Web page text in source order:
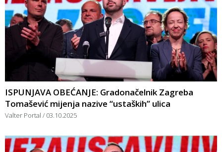
ISPUNJAVA OBEĆANJE: Gradonačelnik Zagreba
Tomašević mijenja nazive “ustaških” ulica
Valter Portal 03.10.2025